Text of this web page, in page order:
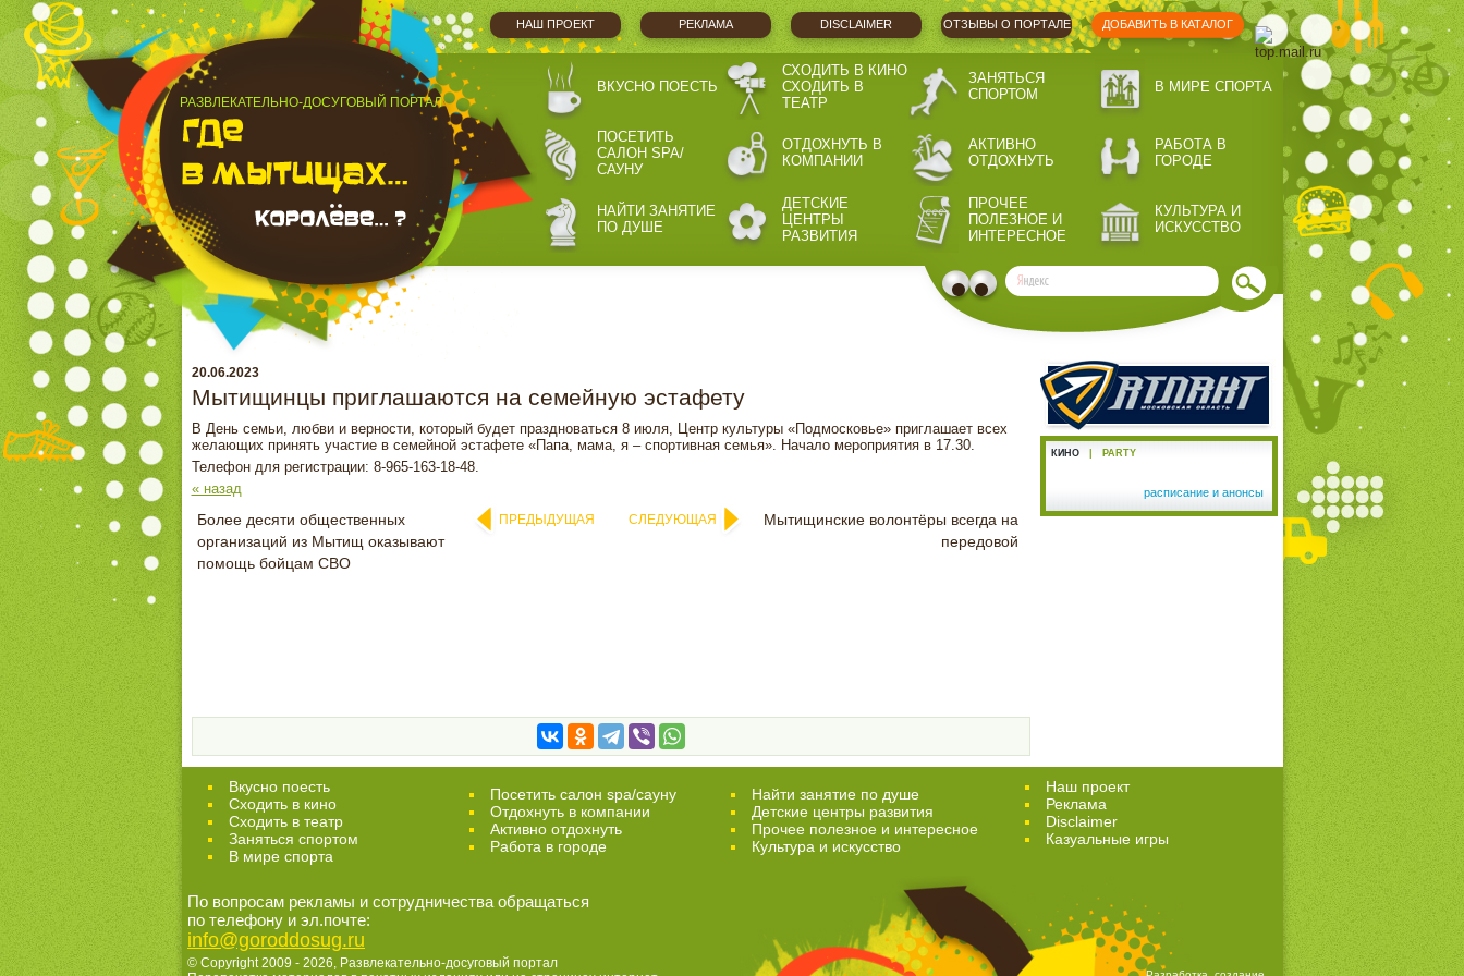
НАШ ПРОЕКТ РЕКЛАМА DISCLAIMER ОТЗЫВЫ О ПОРТАЛЕ ДОБАВИТЬ В КАТАЛОГ
РАЗВЛЕКАТЕЛЬНО-ДОСУГОВЫЙ ПОРТАЛ
ВКУСНО ПОЕСТЬ
СХОДИТЬ В КИНО
СХОДИТЬ В
ТЕАТР
ЗАНЯТЬСЯ
СПОРТОМ
В МИРЕ СПОРТА
ПОСЕТИТЬ
САЛОН SPA/
САУНУ
ОТДОХНУТЬ В
КОМПАНИИ
АКТИВНО
ОТДОХНУТЬ
РАБОТА В
ГОРОДЕ
НАЙТИ ЗАНЯТИЕ
ПО ДУШЕ
ДЕТСКИЕ
ЦЕНТРЫ
РАЗВИТИЯ
ПРОЧЕЕ
ПОЛЕЗНОЕ И
ИНТЕРЕСНОЕ
КУЛЬТУРА И
ИСКУССТВО
20.06.2023
Мытищинцы приглашаются на семейную эстафету
В День семьи, любви и верности, который будет праздноваться 8 июля, Центр культуры «Подмосковье» приглашает всех
желающих принять участие в семейной эстафете «Папа, мама, я – спортивная семья». Начало мероприятия в 17.30.
Телефон для регистрации: 8-965-163-18-48.
« назад
Более десяти общественных
организаций из Мытищ оказывают
помощь бойцам СВО
ПРЕДЫДУЩАЯ СЛЕДУЮЩАЯ
Мытищинские волонтёры всегда на
передовой
КИНО PARTY
расписание и анонсы
Вкусно поесть
Сходить в кино
Cходить в театр
Заняться спортом
В мире спорта
Посетить салон spa/сауну
Отдохнуть в компании
Активно отдохнуть
Работа в городе
Найти занятие по душе
Детские центры развития
Прочее полезное и интересное
Культура и искусство
Наш проект
Реклама
Disclaimer
Казуальные игры
По вопросам рекламы и сотрудничества обращаться
по телефону и эл.почте:
info@goroddosug.ru
© Copyright 2009 - 2026, Развлекательно-досуговый портал